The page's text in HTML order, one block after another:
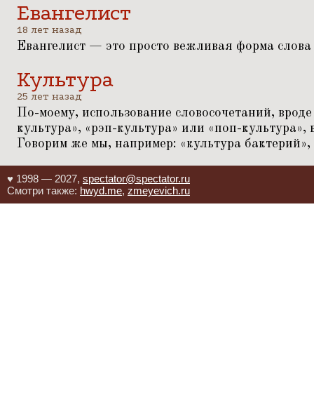
Евангелист
18 лет назад
Евангелист — это просто вежливая форма слова
Культура
25 лет назад
По-моему, использование словосочетаний, вроде
культура», «рэп-культура» или «поп-культура»,
Говорим же мы, например: «культура бактерий»,
♥ 1998 — 2027, spectator@spectator.ru
Смотри также: hwyd.me, zmeyevich.ru